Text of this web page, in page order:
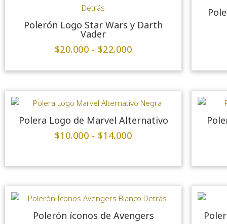
Polerón Logo Star Wars y Darth
Vader
$20.000 - $22.000
Polera Logo de Marvel Alternativo
$10.000 - $14.000
Polerón íconos de Avengers